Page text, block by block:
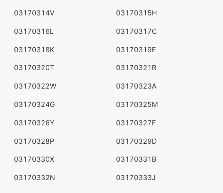
03170314V 03170315H
03170316L 03170317C
03170318K 03170319E
03170320T 03170321R
03170322W 03170323A
03170324G 03170325M
03170326Y 03170327F
03170328P 03170329D
03170330X 03170331B
03170332N 03170333J